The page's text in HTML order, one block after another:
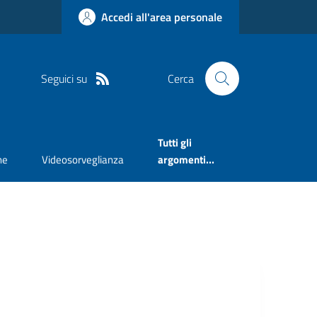
Accedi all'area personale
Seguici su Cerca
Videosorveglianza
Tutti gli
argomenti...